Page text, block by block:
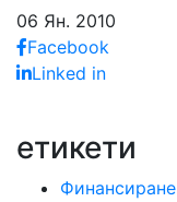
06 Ян. 2010
Facebook
Linked in
етикети
Финансиране